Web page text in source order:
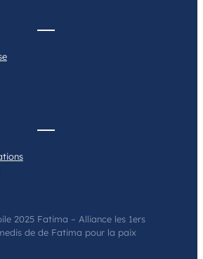
2025 Fatima – Alliance les 1ers
de de Fatima pour la paix